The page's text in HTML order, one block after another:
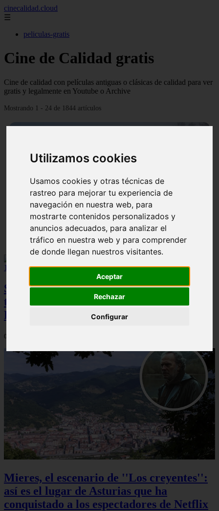
Utilizamos cookies
Usamos cookies y otras técnicas de
rastreo para mejorar tu experiencia de
navegación en nuestra web, para
mostrarte contenidos personalizados y
anuncios adecuados, para analizar el
tráfico en nuestra web y para comprender
de donde llegan nuestros visitantes.
Aceptar
Rechazar
Configurar
cinecalidad.cloud
☰
peliculas-gratis
Cine de Calidad gratis
Cine de calidad con películas antiguas o clásicas de calidad para ver
gratis y legalmente en Youtube o Archive
Mostrando 1 - 24 de 1844 artículos
Solo Las Bestias - Final Explicado
Spider-Man: Brand New Day brilla en
taquilla pero pierde el top 10 del UCM en
Rotten Tomatoes
06/08/2026
Mieres, el escenario de ''Los creyentes'':
así es el lugar de Asturias que ha
conquistado a los espectadores de Netflix